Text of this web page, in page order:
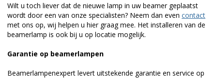
Wilt u toch liever dat de nieuwe lamp in uw beamer geplaatst
wordt door een van onze specialisten? Neem dan even contact
met ons op, wij helpen u hier graag mee. Het installeren van de
beamerlamp is ook bij u op locatie mogelijk.
Garantie op beamerlampen
Beamerlampenexpert levert uitstekende garantie en service op